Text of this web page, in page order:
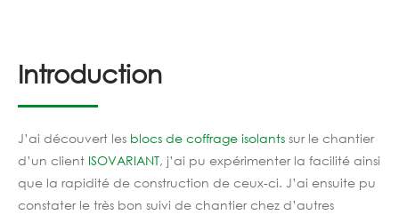
Introduction
J’ai découvert les blocs de coffrage isolants sur le chantier
d’un client ISOVARIANT, j’ai pu expérimenter la facilité ainsi
que la rapidité de construction de ceux-ci. J’ai ensuite pu
constater le très bon suivi de chantier chez d’autres